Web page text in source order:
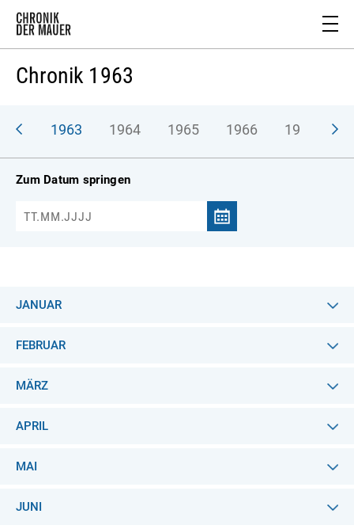
Chronik 1963
1963 1964 1965 1966 1967
Zum Datum springen
JANUAR
FEBRUAR
MÄRZ
APRIL
MAI
JUNI